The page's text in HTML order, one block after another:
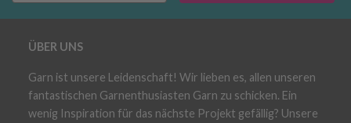
ÜBER UNS
Garn ist unsere Leidenschaft! Wir lieben es, allen unseren
fantastischen Garnenthusiasten Garn zu schicken. Ein
wenig Inspiration für das nächste Projekt gefällig? Unsere